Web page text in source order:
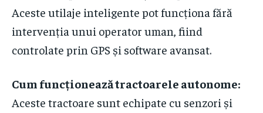
Aceste utilaje inteligente pot funcționa fără
intervenția unui operator uman, fiind
controlate prin GPS și software avansat.
Cum funcționează tractoarele autonome:
Aceste tractoare sunt echipate cu senzori și